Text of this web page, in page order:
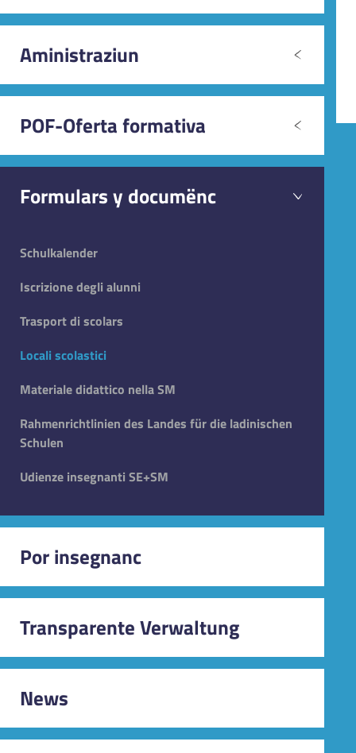
Aministraziun
POF-Oferta formativa
Documento di base POF
PTOF
Regolamenti scolastici
Alfabetisaziun plurilinguala tles scores ladines
Riforma e adempimenti
Curriculum
Planns d’autaziun SE + SM
Educazione Civica
Didattica Digitale Integrata (DDI)
Proiec y Biblioteca
SOL: Selbstorganisiertes Lernen
Formulars y documënc
Schulkalender
Iscrizione degli alunni
Trasport di scolars
Locali scolastici
Materiale didattico nella SM
Rahmenrichtlinien des Landes für die ladinischen
Schulen
Udienze insegnanti SE+SM
Por insegnanc
Transparente Verwaltung
News